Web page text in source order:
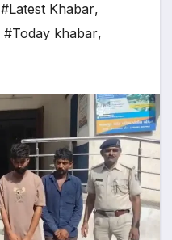
#Latest Khabar,
#Today khabar,